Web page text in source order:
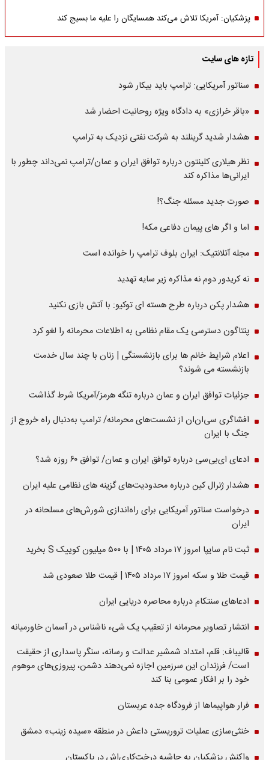
پزشکیان: آمریکا تلاش می‌کند همسایگان را علیه ما بسیج کند
تازه های سایت
سناتور آمریکایی: ترامپ باید بیکار شود
«باقر خرازی» به دادگاه ویژه روحانیت احضار شد
هشدار شدید گرینلند به شرکت نفتی نزدیک به ترامپ
نظر هیلاری کلینتون درباره توافق ایران و عمان/ترامپ نمی‌داند چطور با
ایرانی‌ها مذاکره کند
صورت جدید مسئله جنگ؟!
اما و اگر های پیمان دفاعی مکه!
مجله آتلانتیک: ایران بلوف ترامپ را خوانده است
نه کریدور دوم نه مذاکره زیر سایه تهدید
هشدار پکن درباره طرح هسته ای توکیو: با آتش بازی نکنید
پنتاگون دسترسی یک مقام نظامی به اطلاعات محرمانه را لغو کرد
اعلام شرایط خانم ها برای بازنشستگی | زنان با چند سال خدمت
بازنشسته می شوند؟
جزئیات توافق ایران و عمان درباره تنگه هرمز/آمریکا شرط گذاشت
افشاگری سی‌ان‌ان از نشست‌های محرمانه/ ترامپ به‌دنبال راه خروج از
جنگ با ایران
ادعای ای‌بی‌سی درباره توافق ایران و عمان/ توافق ۶۰ روزه شد؟
هشدار ژنرال کین درباره محدودیت‌های گزینه های نظامی علیه ایران
درخواست سناتور آمریکایی برای راه‌اندازی شورش‌های مسلحانه در
ایران
ثبت نام سایپا امروز ۱۷ مرداد ۱۴۰۵ | با ۵۰۰ میلیون کوییک S بخرید
قیمت طلا و سکه امروز ۱۷ مرداد ۱۴۰۵ | قیمت طلا صعودی شد
ادعاهای سنتکام درباره محاصره دریایی ایران
انتشار تصاویر محرمانه از تعقیب یک شیء ناشناس در آسمان خاورمیانه
قالیباف: قلم، امتداد شمشیر عدالت و رسانه، سنگر پاسداری از حقیقت
است/ فرزندان این سرزمین اجازه نمی‌دهند دشمن، پیروزی‌های موهوم
خود را بر افکار عمومی بنا کند
فرار هواپیماها از فرودگاه جده عربستان
خنثی‌سازی عملیات تروریستی داعش در منطقه «سیده زینب» دمشق